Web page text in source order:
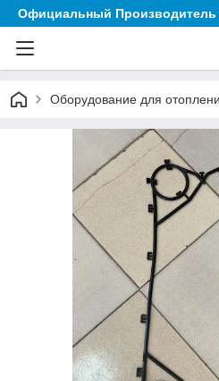
Официальный Производитель
Оборудование для